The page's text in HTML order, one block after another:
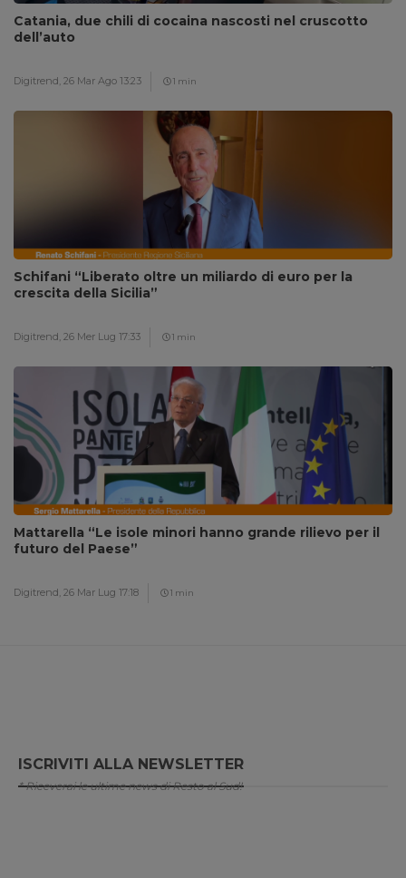
Catania, due chili di cocaina nascosti nel cruscotto
dell’auto
Digitrend, 26 Mar Ago 13:23 1 min
Schifani “Liberato oltre un miliardo di euro per la
crescita della Sicilia”
Digitrend, 26 Mer Lug 17:33 1 min
Mattarella “Le isole minori hanno grande rilievo per il
futuro del Paese”
Digitrend, 26 Mar Lug 17:18 1 min
ISCRIVITI ALLA NEWSLETTER
* Riceverai le ultime news di Resto al Sud!